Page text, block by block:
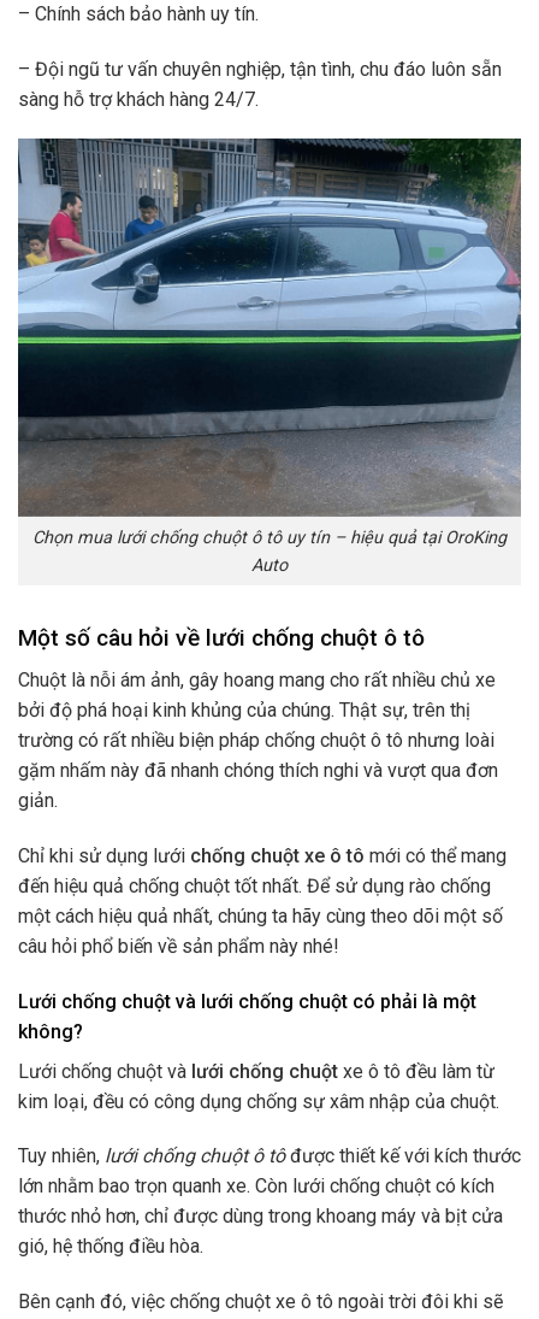
– Chính sách bảo hành uy tín.
– Đội ngũ tư vấn chuyên nghiệp, tận tình, chu đáo luôn sẵn
sàng hỗ trợ khách hàng 24/7.
Chọn mua lưới chống chuột ô tô uy tín – hiệu quả tại OroKing
Auto
Một số câu hỏi về lưới chống chuột ô tô
Chuột là nỗi ám ảnh, gây hoang mang cho rất nhiều chủ xe
bởi độ phá hoại kinh khủng của chúng. Thật sự, trên thị
trường có rất nhiều biện pháp chống chuột ô tô nhưng loài
gặm nhấm này đã nhanh chóng thích nghi và vượt qua đơn
giản.
Chỉ khi sử dụng lưới chống chuột xe ô tô mới có thể mang
đến hiệu quả chống chuột tốt nhất. Để sử dụng rào chống
một cách hiệu quả nhất, chúng ta hãy cùng theo dõi một số
câu hỏi phổ biến về sản phẩm này nhé!
Lưới chống chuột và lưới chống chuột có phải là một
không?
Lưới chống chuột và lưới chống chuột xe ô tô đều làm từ
kim loại, đều có công dụng chống sự xâm nhập của chuột.
Tuy nhiên, lưới chống chuột ô tôđược thiết kế với kích thước
lớn nhằm bao trọn quanh xe. Còn lưới chống chuột có kích
thước nhỏ hơn, chỉ được dùng trong khoang máy và bịt cửa
gió, hệ thống điều hòa.
Bên cạnh đó, việc chống chuột xe ô tô ngoài trời đôi khi sẽ